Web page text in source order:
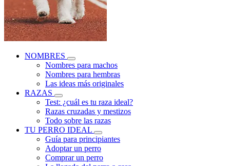
NOMBRES
Nombres para machos
Nombres para hembras
Las ideas más originales
RAZAS
Test: ¿cuál es tu raza ideal?
Razas cruzadas y mestizos
Todo sobre las razas
TU PERRO IDEAL
Guía para principiantes
Adoptar un perro
Comprar un perro